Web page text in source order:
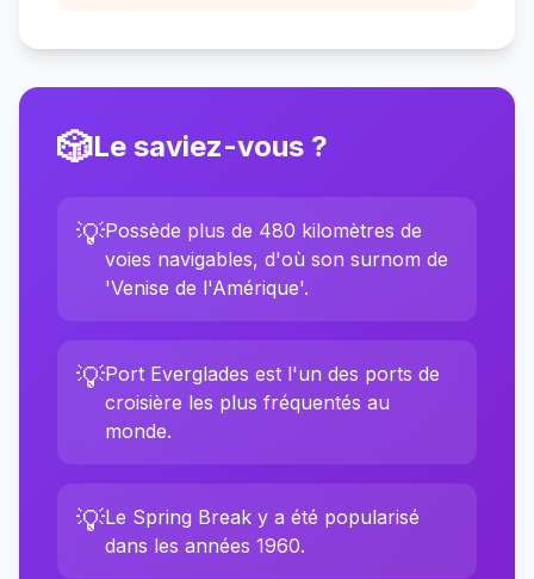
🎲Le saviez-vous ?
💡Possède plus de 480 kilomètres de
voies navigables, d'où son surnom de
'Venise de l'Amérique'.
💡Port Everglades est l'un des ports de
croisière les plus fréquentés au
monde.
💡Le Spring Break y a été popularisé
dans les années 1960.